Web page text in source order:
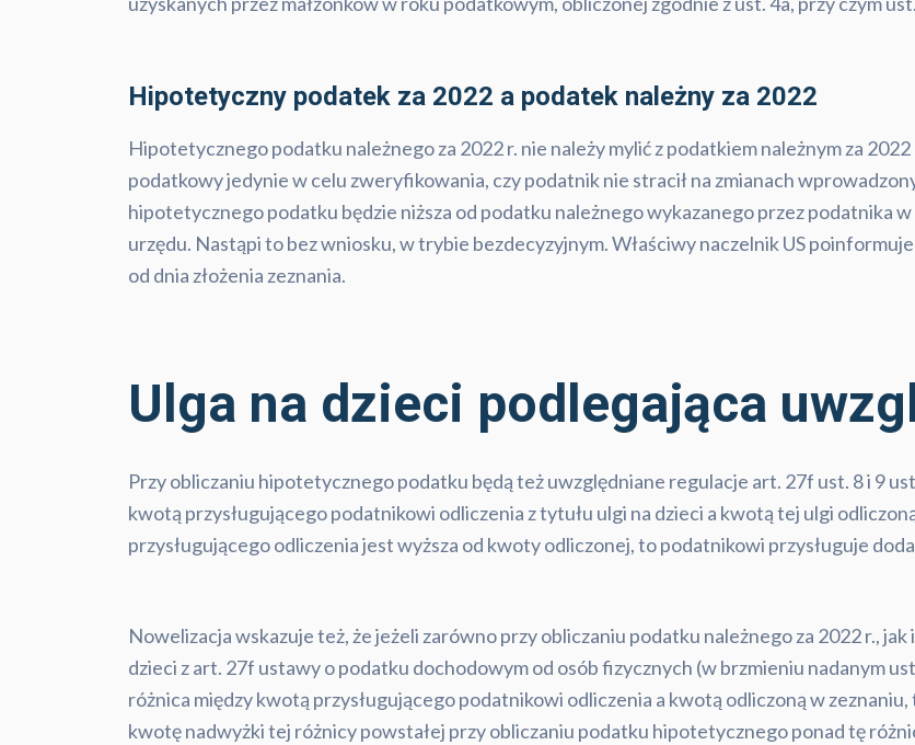
Hipotetyczny podatek za 2022 a podatek należny za 2022
Hipotetycznego podatku należnego za 2022 r. nie należy mylić z podatkiem należnym za
podatkowy jedynie w celu zweryfikowania, czy podatnik nie stracił na zmianach
hipotetycznego podatku będzie niższa od podatku należnego wykazanego przez podatnika
urzędu. Nastąpi to bez wniosku, w trybie bezdecyzyjnym. Właściwy naczelnik US
od dnia złożenia zeznania.
Ulga na dzieci podlegająca
Przy obliczaniu hipotetycznego podatku będą też uwzględniane regulacje art. 27f ust. 8 i 9
kwotą przysługującego podatnikowi odliczenia z tytułu ulgi na dzieci a kwotą tej ulgi
przysługującego odliczenia jest wyższa od kwoty odliczonej, to podatnikowi przysługuje
Nowelizacja wskazuje też, że jeżeli zarówno przy obliczaniu podatku należnego za 2022 r.,
dzieci z art. 27f ustawy o podatku dochodowym od osób fizycznych (w brzmieniu nadanym
różnica między kwotą przysługującego podatnikowi odliczenia a kwotą odliczoną w
kwotę nadwyżki tej różnicy powstałej przy obliczaniu podatku hipotetycznego ponad tę